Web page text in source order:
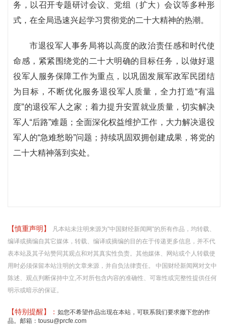
务，以召开专题研讨会议、党组（扩大）会议等多种形
式，在全局迅速兴起学习贯彻党的二十大精神的热潮。
市退役军人事务局将以高度的政治责任感和时代使
命感，紧紧围绕党的二十大明确的目标任务，以做好退
役军人服务保障工作为重点，以巩固发展军政军民团结
为目标，不断优化服务退役军人质量，全力打造“有温
度”的退役军人之家；着力提升安置就业质量，切实解决
军人“后路”难题；全面深化权益维护工作，大力解决退役
军人的“急难愁盼”问题；持续巩固双拥创建成果，将党的
二十大精神落到实处。
【慎重声明】
凡本站未注明来源为"中国财经新闻网"的所有作品，均转载、
编译或摘编自其它媒体，转载、编译或摘编的目的在于传递更多信息，并不代
表本站及其子站赞同其观点和对其真实性负责。其他媒体、网站或个人转载使
用时必须保留本站注明的文章来源，并自负法律责任。 中国财经新闻网对文中
陈述、观点判断保持中立,不对所包含内容的准确性、可靠性或完整性提供任何
明示或暗示的保证。
【特别提醒】： 如您不希望作品出现在本站，可联系我们要求撤下您的作
品。邮箱：tousu@prcfe.com